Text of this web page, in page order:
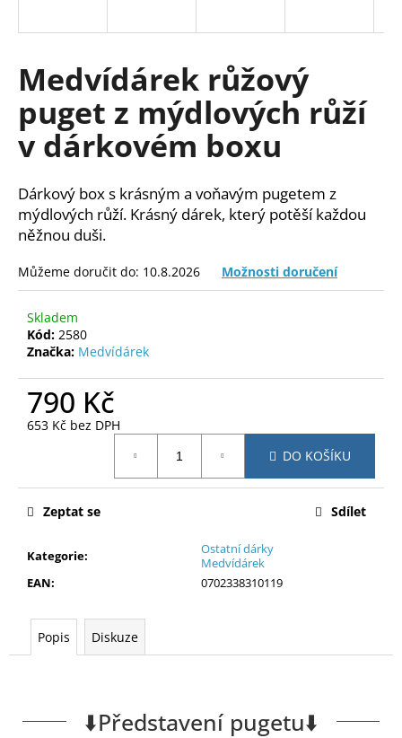
Medvídárek růžový
puget z mýdlových růží
v dárkovém boxu
Dárkový box s krásným a voňavým pugetem z
mýdlových růží. Krásný dárek, který potěší každou
něžnou duši.
Můžeme doručit do: 10.8.2026 Možnosti doručení
Skladem
Kód: 2580
Značka: Medvídárek
790 Kč
653 Kč bez DPH
DO KOŠÍKU
Kategorie:
Ostatní dárky
Medvídárek
EAN: 0702338310119
Zeptat se Sdílet
Popis Diskuze
⬇️Představení pugetu⬇️
í
t
?
HLEDAT
D
p
o
u
u
m
e